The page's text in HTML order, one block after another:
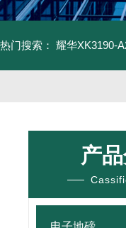
热门搜索： 耀华XK3190-
产